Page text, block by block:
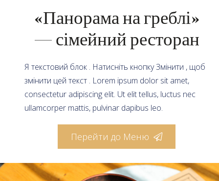
«Панорама на греблі»
— сімейний ресторан
Я текстовий блок . Натисніть кнопку Змінити , щоб
змінити цей текст . Lorem ipsum dolor sit amet,
consectetur adipiscing elit. Ut elit tellus, luctus nec
ullamcorper mattis, pulvinar dapibus leo.
Перейти до Меню